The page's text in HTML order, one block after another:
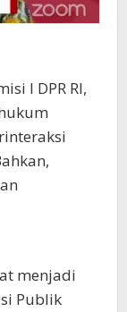
I DPR RI,
menjadi
Publik